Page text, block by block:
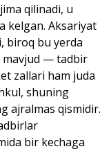
qilinadi, u
kelgan. Aksariyat
biroq bu yerda
mavjud — tadbir
zallari ham juda
shuning
ajralmas qismidir.
bir kechaga